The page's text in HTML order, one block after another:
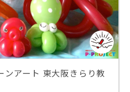
ンアート 東大阪きらり教